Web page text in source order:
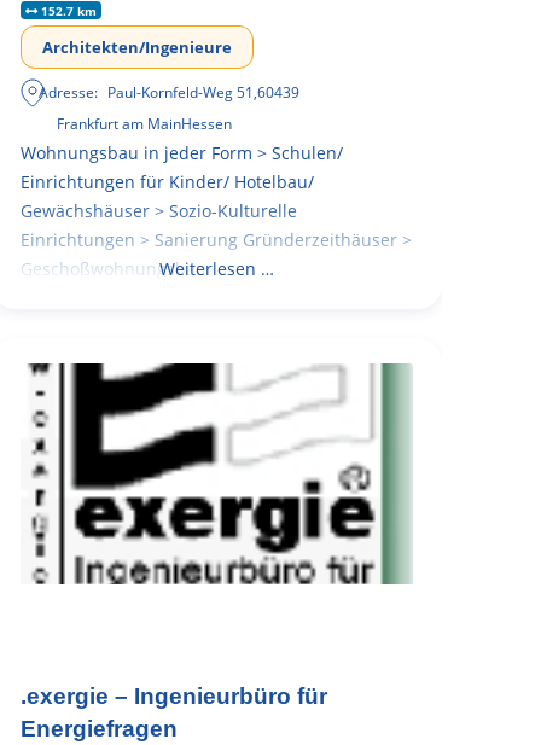
152.7 km
Architekten/Ingenieure
Adresse: Paul-Kornfeld-Weg 51,60439
Frankfurt am MainHessen
Wohnungsbau in jeder Form > Schulen/
Einrichtungen für Kinder/ Hotelbau/
Gewächshäuser > Sozio-Kulturelle
Einrichtungen > Sanierung Gründerzeithäuser >
GeschoßwohnungsbauWeiterlesen …
.exergie – Ingenieurbüro für
Energiefragen